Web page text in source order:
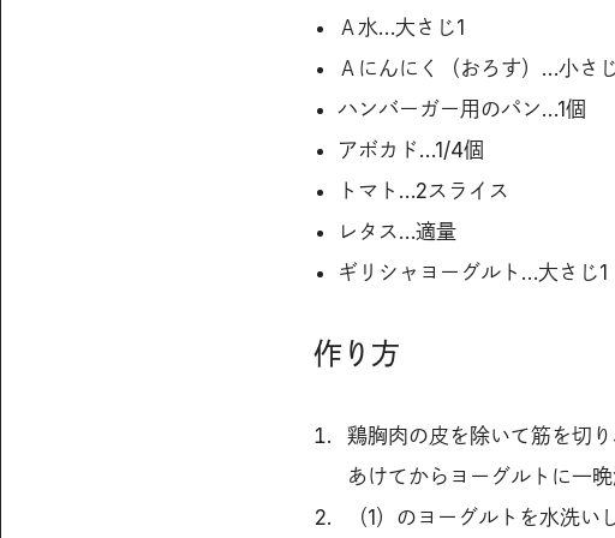
Ａ水…大さじ1
Ａにんにく（おろす）…小さ
ハンバーガー用のパン…1個
アボカド…1/4個
トマト…2スライス
レタス…適量
ギリシャヨーグルト…大さじ1
作り方
鶏胸肉の皮を除いて筋を切
あけてからヨーグルトに一晩
（1）のヨーグルトを水洗